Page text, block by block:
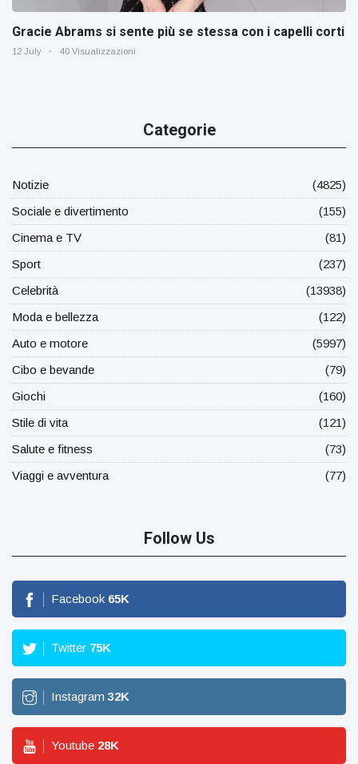
Gracie Abrams si sente più se stessa con i capelli corti
12 July 40 Visualizzazioni
Categorie
Notizie
(4825)
Sociale e divertimento
(155)
Cinema e TV
(81)
Sport
(237)
Celebrità
(13938)
Moda e bellezza
(122)
Auto e motore
(5997)
Cibo e bevande
(79)
Giochi
(160)
Stile di vita
(121)
Salute e fitness
(73)
Viaggi e avventura
(77)
Follow Us
Facebook 65K
Twitter 75K
Instagram 32K
Youtube 28K